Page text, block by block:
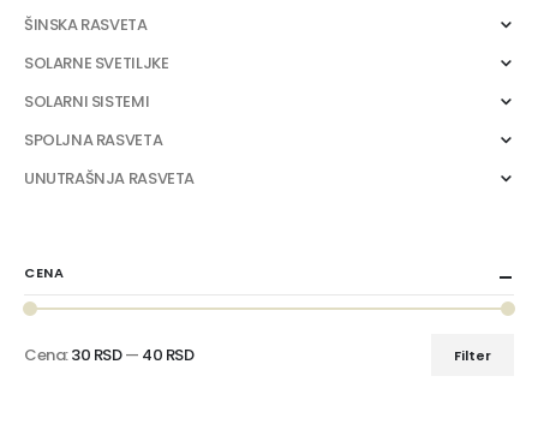
ŠINSKA RASVETA
SOLARNE SVETILJKE
SOLARNI SISTEMI
SPOLJNA RASVETA
UNUTRAŠNJA RASVETA
CENA
Filter
Cena:30 RSD— 40 RSD